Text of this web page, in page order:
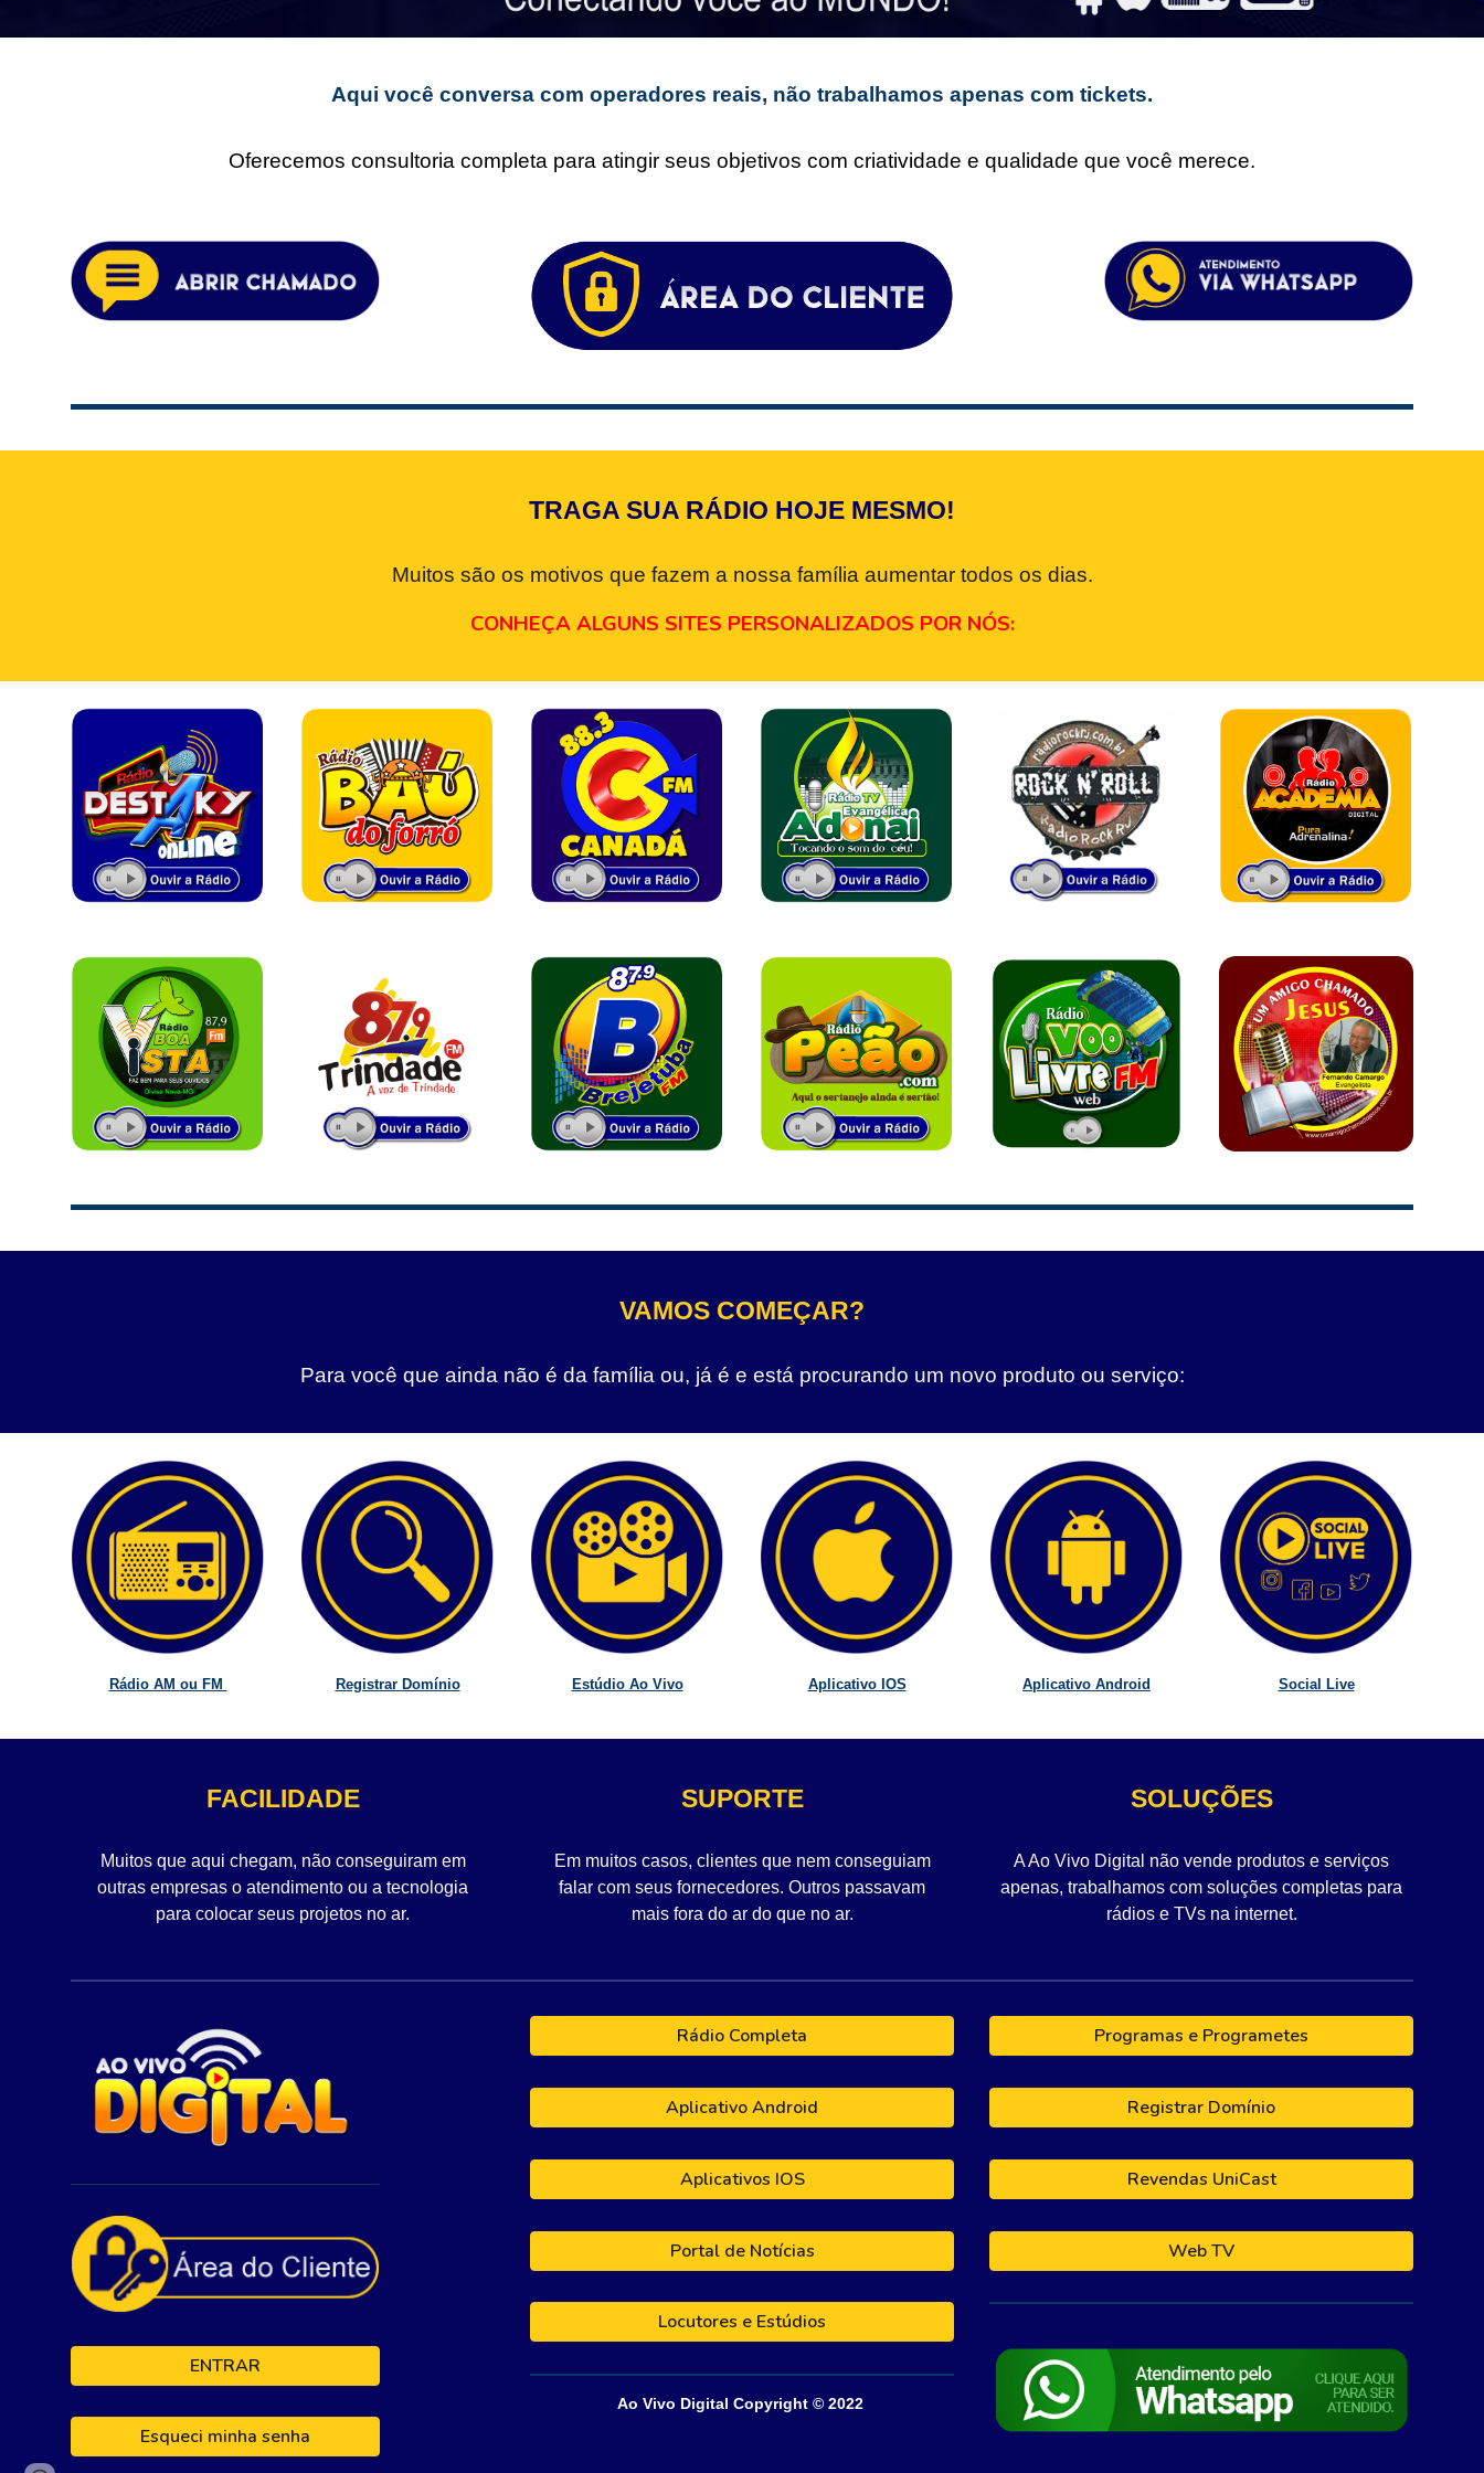
Aqui você conversa com operadores reais, não trabalhamos apenas com tickets.
Oferecemos consultoria completa para atingir seus objetivos com criatividade e qualidade que você merece.
TRAGA SUA RÁDIO HOJE MESMO!
Muitos são os motivos que fazem a nossa família aumentar todos os dias.
CONHEÇA ALGUNS SITES PERSONALIZADOS POR NÓS:
VAMOS COMEÇAR?
Para você que ainda não é da família ou, já é e está procurando um novo produto ou serviço:
Rádio AM ou FM Registrar Domínio Estúdio Ao Vivo Aplicativo IOS Aplicativo Android Social Live
FACILIDADE
Muitos que aqui chegam, não conseguiram em
outras empresas o atendimento ou a tecnologia
para colocar seus projetos no ar.
SUPORTE
Em muitos casos, clientes que nem conseguiam
falar com seus fornecedores. Outros passavam
mais fora do ar do que no ar.
SOLUÇÕES
A Ao Vivo Digital não vende produtos e serviços
apenas, trabalhamos com soluções completas para
rádios e TVs na internet.
ENTRAR
Esqueci minha senha
Rádio Completa
Aplicativo Android
Aplicativos IOS
Portal de Notícias
Locutores e Estúdios
Ao Vivo Digital Copyright © 2022
Programas e Programetes
Registrar Domínio
Revendas UniCast
Web TV